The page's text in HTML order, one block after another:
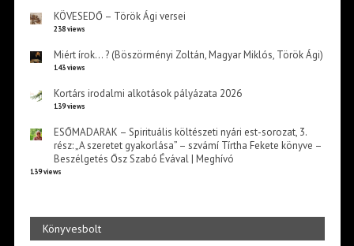
KÖVESEDŐ – Török Ági versei
238 views
Miért írok… ? (Böszörményi Zoltán, Magyar Miklós, Török Ági)
143 views
Kortárs irodalmi alkotások pályázata 2026
139 views
ESŐMADARAK – Spirituális költészeti nyári est-sorozat, 3.
rész: „A szeretet gyakorlása” – szvámí Tírtha Fekete könyve –
Beszélgetés Ősz Szabó Évával | Meghívó
139 views
Könyvesbolt